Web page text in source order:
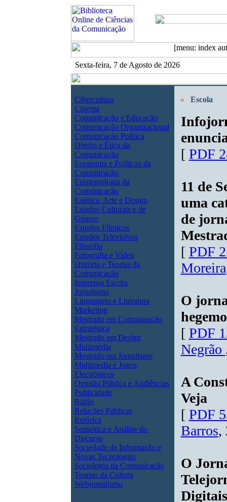
Sexta-feira, 7 de Agosto de 2026
Cibercultura
Cinema
Comunicação e Educação
Comunicação Organizacional
Comunicação Política
Direito e Ética da
Comunicação
Economia e Políticas da
Comunicação
Epistemologia da
Comunicação
Estética, Arte e Design
Estudos Culturais e de
Género
Estudos Fílmicos
Estudos Televisivos
Filosofia
Fotografia e Video
História e Teorias da
Comunicação
Imprensa Escrita
Jornalismo
Linguagem e Literatura
Marketing
Mestrado em Comunicação
Estratégica
Mestrado em Design
Multimédia
Mestrado em Jornalismo
Multimedia e Jogos
Electrónicos
Opinião Pública e Audiências
Publicidade
Rádio
Relações Públicas
Retórica
Semiótica e Análise do
Discurso
Sociedade da Informação e
Novas Tecnologias
Sociologia da Comunicação
Teorias da Cultura
Webjornalismo
» Escola
[ PDF
11 de
uma
de
[ PDF
Moreira
O
[ PDF
Negrão
A
Veja
[ PDF
Barros,
O
Digitais